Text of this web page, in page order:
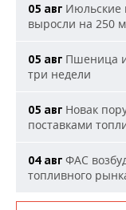
05 авг Июльские
выросли на 250
05 авг Пшеница
три недели
05 авг Новак
поставками
04 авг ФАС
топливного